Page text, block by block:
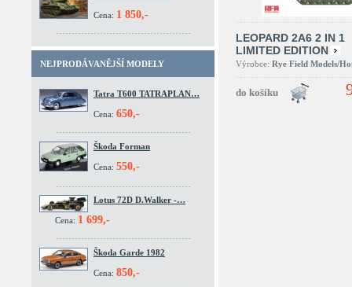
Cena: 1 850,-
NEJPRODÁVANĚJŠÍ MODELY
Tatra T600 TATRAPLAN…
Cena: 650,-
Škoda Forman
Cena: 550,-
Lotus 72D D.Walker -…
Cena: 1 699,-
Škoda Garde 1982
Cena: 850,-
LEOPARD 2A6 2 IN 1
LIMITED EDITION
Výrobce: Rye Field Models/